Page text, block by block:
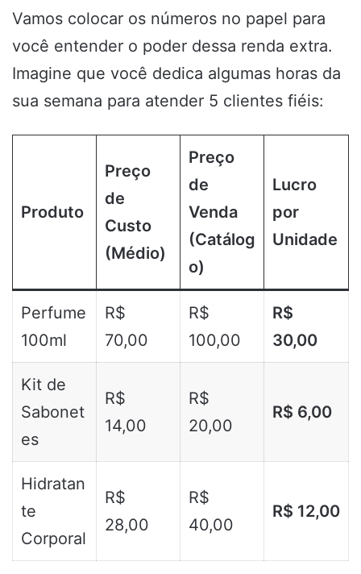
Vamos colocar os números no papel para
você entender o poder dessa renda extra.
Imagine que você dedica algumas horas da
sua semana para atender 5 clientes fiéis:
Produto
Preço
de
Custo
(Médio)
Preço
de
Venda
(Catálog
o)
Lucro
por
Unidade
Perfume
100ml
R$
70,00
R$
100,00
R$
30,00
Kit de
Sabonet
es
R$
14,00
R$
20,00
R$ 6,00
Hidratan
te
Corporal
R$
28,00
R$
40,00
R$ 12,00